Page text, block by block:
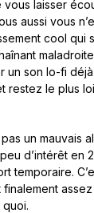
vous laisser
aussi vous
cool qui
son lo-fi déjà
restez le plus
un mauvais
d’intérêt en
temporaire.